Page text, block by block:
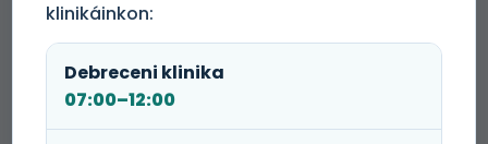
klinikáinkon:
Debreceni klinika
07:00–12:00